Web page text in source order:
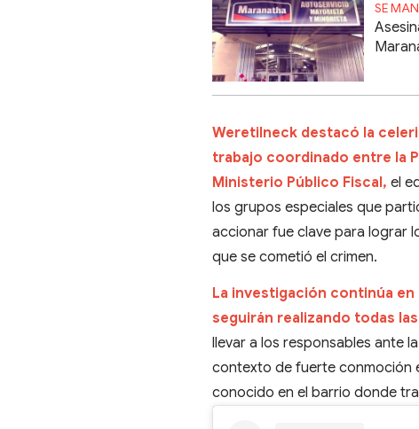
SE
Weretilneck destacó la
trabajo coordinado entre la
Ministerio Público Fiscal, el
los grupos especiales que
accionar fue clave para lograr
que se cometió el crimen.
La investigación continúa
seguirán realizando todas
llevar a los responsables ante
contexto de fuerte conmoción
conocido en el barrio donde